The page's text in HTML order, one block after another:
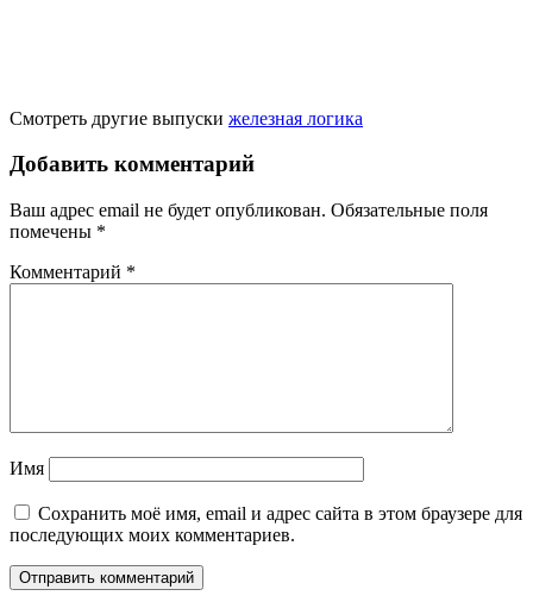
Смотреть другие выпуски железная логика
Добавить комментарий
Ваш адрес email не будет опубликован. Обязательные поля
помечены *
Комментарий *
Имя
Сохранить моё имя, email и адрес сайта в этом браузере для
последующих моих комментариев.